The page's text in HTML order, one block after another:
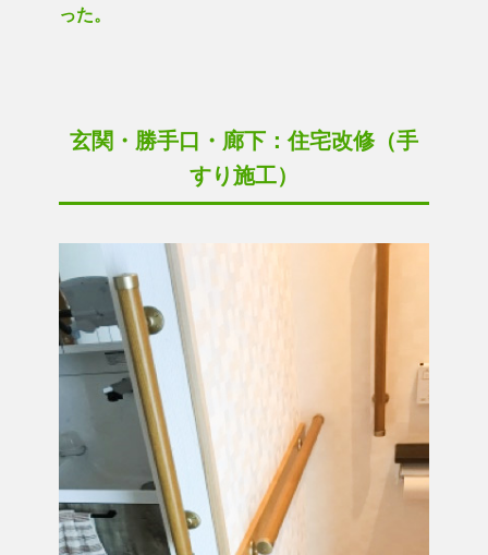
った。
玄関・勝手口・廊下：住宅改修（手
すり施工）